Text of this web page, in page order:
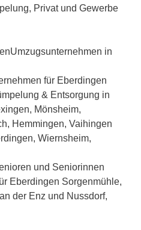
Privat und Gewerbe
in
für Eberdingen
& Entsorgung in
Mönsheim,
Hemmingen, Vaihingen
Wiernsheim,
und Seniorinnen
Eberdingen Sorgenmühle,
der Enz und Nussdorf,